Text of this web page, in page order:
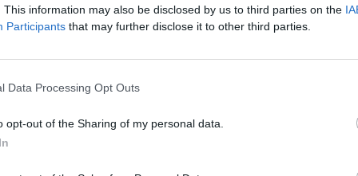
This information may also be disclosed by us to third parties on the
Participants that may further disclose it to other third parties.
Data Processing Opt Outs
opt-out of the Sharing of my personal data.
να μπορούν να μεταφέρουν την ενέργεια όπου χρειάζεται
μονάδων αποθήκευσης ενέργειας.
ορίζοντα το 2027οι εφεδρικές μονάδες, δημιουργώντας
ευέλικτων σταθμών που θα λειτουργούν ως
θα μπορούν να μετατραπούν σε υδρογόνο στο μέλλον.